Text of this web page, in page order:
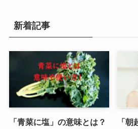
新着記事
「青菜に塩」の意味とは？
「